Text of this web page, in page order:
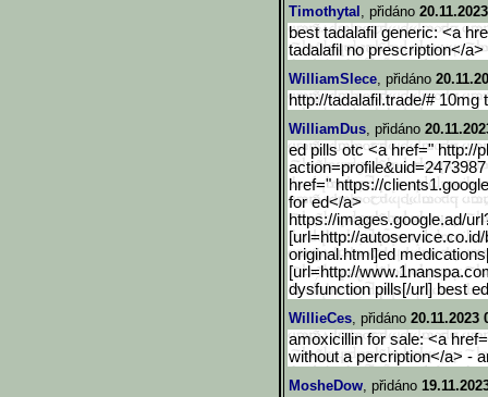
Timothytal , přidáno
best tadalafil generic: <a
tadalafil no prescription</
WilliamSlece, přidáno
http://tadalafil.trade/# 10mg
WilliamDus, přidáno
ed pills otc <a href=" http://
action=profile&uid=2473
href=" https://
for ed</a>
https://images.google.ad/
[url=http://autoservice.c
original.html]ed
[url=http://
dysfunction pills[/url] best
WillieCes, přidáno 20.11.2023
amoxicillin for sale: <a
without a percription</a> -
MosheDow, přidáno